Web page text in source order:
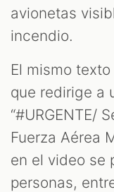
avionetas
incendio.
El mismo
que redirige a
“#URGENTE/
Fuerza Aérea
en el video se
personas,